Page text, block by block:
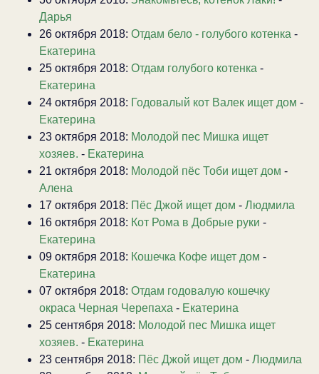
Дарья
26 октября 2018: Отдам бело - голубого котенка -
Екатерина
25 октября 2018: Отдам голубого котенка -
Екатерина
24 октября 2018: Годовалый кот Валек ищет дом -
Екатерина
23 октября 2018: Молодой пес Мишка ищет
хозяев. - Екатерина
21 октября 2018: Молодой пёс Тоби ищет дом -
Алена
17 октября 2018: Пёс Джой ищет дом - Людмила
16 октября 2018: Кот Рома в Добрые руки -
Екатерина
09 октября 2018: Кошечка Кофе ищет дом -
Екатерина
07 октября 2018: Отдам годовалую кошечку
окраса Черная Черепаха - Екатерина
25 сентября 2018: Молодой пес Мишка ищет
хозяев. - Екатерина
23 сентября 2018: Пёс Джой ищет дом - Людмила